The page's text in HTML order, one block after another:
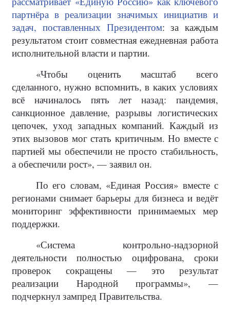
партнёра в реализации значимых инициатив и
задач, поставленных Президентом: за каждым
результатом стоит совместная ежедневная работа
исполнительной власти и партии.
«Чтобы оценить масштаб всего
сделанного, нужно вспомнить, в каких условиях
всё начиналось пять лет назад: пандемия,
санкционное давление, разрывы логистических
цепочек, уход западных компаний. Каждый из
этих вызовов мог стать критичным. Но вместе с
партией мы обеспечили не просто стабильность,
а обеспечили рост», — заявил он.
По его словам, «Единая Россия» вместе с
регионами снимает барьеры для бизнеса и ведёт
мониторинг эффективности принимаемых мер
поддержки.
«Система контрольно-надзорной
деятельности полностью оцифрована, сроки
проверок сокращены — это результат
реализации Народной программы», —
подчеркнул зампред Правительства.